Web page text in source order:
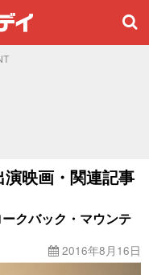
映画・関連記事
クバック・マウンテ
2016年8月16日